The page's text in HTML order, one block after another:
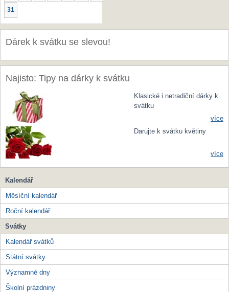
31
Dárek k svátku se slevou!
Najisto: Tipy na dárky k svátku
Klasické i netradiční dárky k
svátku
více
Darujte k svátku květiny
více
Kalendář
Měsíční kalendář
Roční kalendář
Svátky
Kalendář svátků
Státní svátky
Významné dny
Školní prázdniny